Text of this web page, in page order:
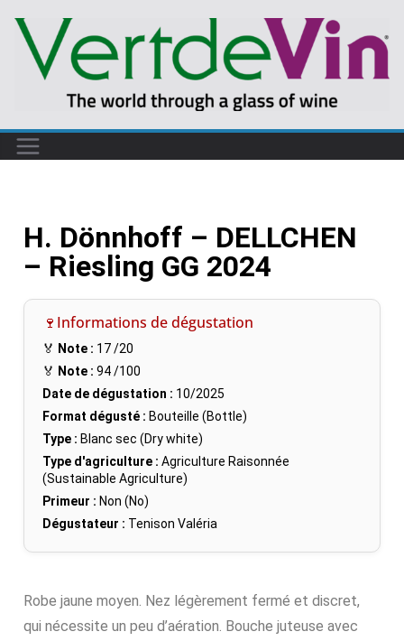
H. Dönnhoff – DELLCHEN
– Riesling GG 2024
🍷Informations de dégustation
🏅 Note : 17/20
🏅 Note : 94/100
Date de dégustation : 10/2025
Format dégusté : Bouteille (Bottle)
Type : Blanc sec (Dry white)
Type d'agriculture : Agriculture Raisonnée
(Sustainable Agriculture)
Primeur : Non (No)
Dégustateur : Tenison Valéria
Robe jaune moyen. Nez légèrement fermé et discret,
qui nécessite un peu d’aération. Bouche juteuse avec